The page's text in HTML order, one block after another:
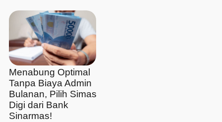
Menabung Optimal
Tanpa Biaya Admin
Bulanan, Pilih Simas
Digi dari Bank
Sinarmas!